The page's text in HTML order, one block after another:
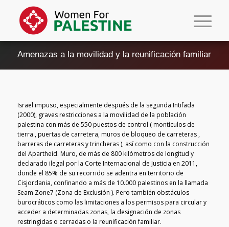
Amenazas a la movilidad y la reunificación familiar
Israel impuso, especialmente después de la segunda Intifada
(2000), graves restricciones a la movilidad de la población
palestina con más de 550 puestos de control ( montículos de
tierra , puertas de carretera, muros de bloqueo de carreteras ,
barreras de carreteras y trincheras ), así como con la construcción
del Apartheid. Muro, de más de 800 kilómetros de longitud y
declarado ilegal por la Corte Internacional de Justicia en 2011,
donde el 85% de su recorrido se adentra en territorio de
Cisjordania, confinando a más de 10.000 palestinos en la llamada
Seam Zone7 (Zona de Exclusión ). Pero también obstáculos
burocráticos como las limitaciones a los permisos para circular y
acceder a determinadas zonas, la designación de zonas
restringidas o cerradas o la reunificación familiar.